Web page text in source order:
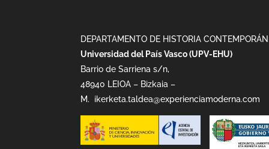
DEPARTAMENTO DE HISTORIA
Universidad del País Vasco (UPV-EHU)
Barrio de Sarriena s/n,
48940 LEIOA – Bizkaia –
M.
ikerketa.taldea@experienciamoderna.com